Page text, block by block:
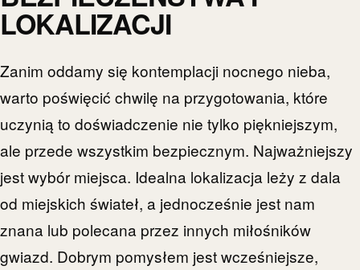
LOKALIZACJI
Zanim oddamy się kontemplacji nocnego nieba,
warto poświęcić chwilę na przygotowania, które
uczynią to doświadczenie nie tylko piękniejszym,
ale przede wszystkim bezpiecznym. Najważniejszy
jest wybór miejsca. Idealna lokalizacja leży z dala
od miejskich świateł, a jednocześnie jest nam
znana lub polecana przez innych miłośników
gwiazd. Dobrym pomysłem jest wcześniejsze,